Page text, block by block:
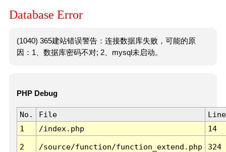
Database Error
(1040) 365建站错误警告：连接数据库失败，可能的原
因：1、数据库密码不对; 2、mysql未启动。
PHP Debug
No. File
Line
1
/index.php 14
2 /source/function/function_extend.php 324